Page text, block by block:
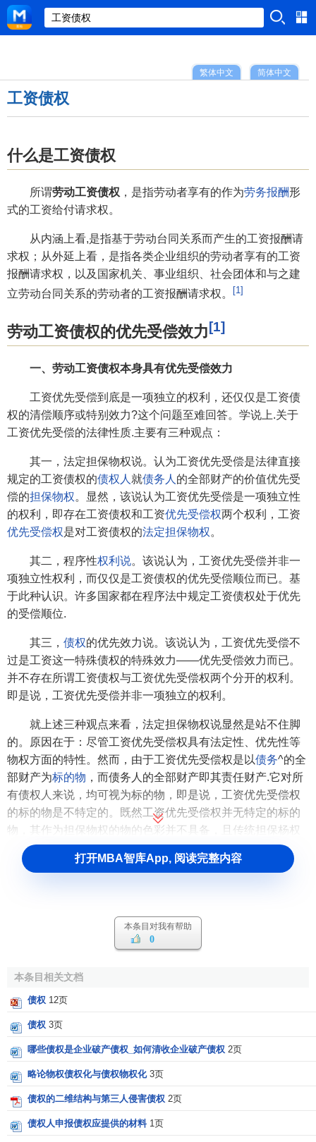
简体中文
繁体中文
工资债权
什么是工资债权
所谓劳动工资债权 ，是指劳动者享有的作为劳务报酬形
式的工资给付请求权。
从内涵上看,是指基于劳动台同关系而产生的工资报酬请
求权；从外延上看，是指各类企业组织的劳动者享有的工资
报酬请求权，以及国家机关、事业组织、社会团体和与之建
立劳动台同关系的劳动者的工资报酬请求权。
[1]
劳动工资债权的优先受偿效力[1]
一、劳动工资债权本身具有优先受偿效力
工资优先受偿到底是一项独立的权利，还仅仅是工资债
权的清偿顺序或特别效力?这个问题至难回答。学说上.关于
工资优先受偿的法律性质.主要有三种观点：
其一，法定担保物权说。认为工资优先受偿是法律直接
规定的工资债权的债权人 就债务人 的全部财产的价值优先受
偿的担保物权。显然，该说认为工资优先受偿是一项独立性
的权利，即存在工资债权和工资优先受偿权两个权利，工资
优先受偿权是对工资债权的法定担保物权。
其二，程序性权利说。该说认为，工资优先受偿并非一
项独立性权利，而仅仅是工资债权的优先受偿顺位而已。基
于此种认识。许多国家都在程序法中规定工资债权处于优先
的受偿顺位.
其三， 债权的优先效力说。该说认为，工资优先受偿不
过是工资这一特殊债权的特殊效力——优先受偿效力而已。
并不存在所谓工资债权与工资优先受偿权两个分开的权利。
即是说，工资优先受偿并非一项独立的权利。
就上述三种观点来看，法定担保物权说显然是站不住脚
的。原因在于：尽管工资优先受偿权具有法定性、优先性等
物权方面的特性。然而，由于工资优先受偿权是以债务^的全
部财产为标的物 ，而债务人的全部财产即其责任财产.它对所
有债权人来说，均可视为标的物，即是说，工资优先受偿权
的标的物是不特定的。既然工资优先受偿权并无特定的标的
物，其作为担保物权的物的色彩并不具备，且传统担保杨权
具有的公示(登记或占有)形式、融资功能.工资优先受偿权均
不具备。这就表明.工资优先受偿权并无传统担保物权的特
从而，一方面工资优先受偿园缺乏宴体法依据而给人一种“无
源之水”的感觉，另一方面.叉会掩盖工资债权本身的优先效力
性。事实上，不是程序上的优先性赋予工资债权的
力 ，恰恰相反.正是工资债权本身的优先效力性要求其清偿顺
笔者赞同第三种观点，即将工资优先受偿看成是工资债
权本身的优先效力，这种看法不仅在逻辑上是可行的，而且
在实践上有利于对工资债权的保护。
一方面，工资优先受偿作为工资债权本身的优先效力，
在逻辑上有其合理性。一般而言，债权不具有优先的效力。
民法上，债被认为是特定当事人之间的一种
这种法律关系中，债权人只能向负有义务的特定人主张权
打开MBA智库App, 阅读完整内容
本条目对我有帮助
0
本条目相关文档
债权 12页
债权 3页
哪些债权是企业破产债权_如何清收企业破产债权 2页
略论物权债权化与债权物权化 3页
债权的二维结构与第三人侵害债权 2页
债权人申报债权应提供的材料 1页